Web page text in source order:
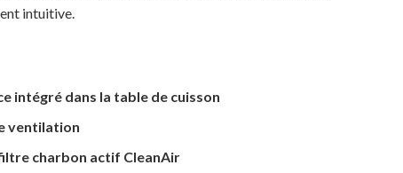
intuitive.
intégré dans la table de cuisson
ventilation
charbon actif CleanAir